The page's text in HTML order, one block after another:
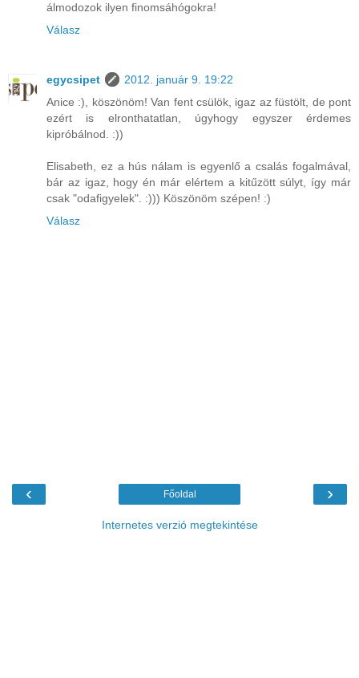
álmodozok ilyen finomsáhógokra!
Válasz
egycsipet
2012. január 9. 19:22
Anice :), köszönöm! Van fent csülök, igaz az füstölt, de pont
ezért is elronthatatlan, úgyhogy egyszer érdemes
kipróbálnod. :))
Elisabeth, ez a hús nálam is egyenlő a csalás fogalmával,
bár az igaz, hogy én már elértem a kitűzött súlyt, így már
csak "odafigyelek". :))) Köszönöm szépen! :)
Válasz
‹ ›
Főoldal
Internetes verzió megtekintése